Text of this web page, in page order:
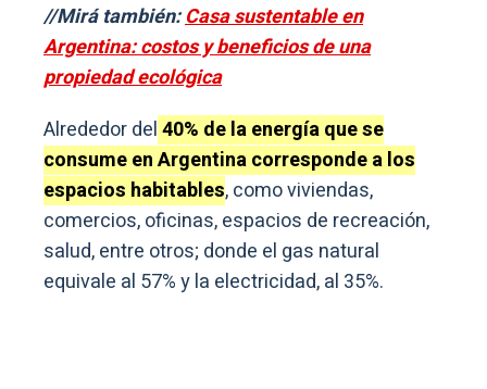
//Mirá también:Casa sustentable en
Argentina: costos y beneficios de una
propiedad ecológica
Alrededor del40% de la energía que se
consume en Argentina corresponde a los
espacios habitables, como viviendas,
comercios, oficinas, espacios de recreación,
salud, entre otros; donde el gas natural
equivale al 57% y la electricidad, al 35%.